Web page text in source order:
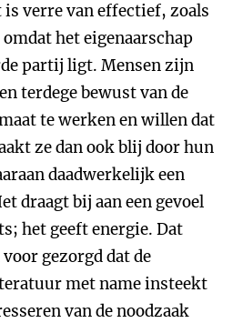
is verre van effectief, zoals
het eigenaarschap
partij ligt. Mensen zijn
terdege bewust van de
te werken en willen dat
ze dan ook blij door hun
daadwerkelijk een
draagt bij aan een gevoel
het geeft energie. Dat
gezorgd dat de
met name insteekt
van de noodzaak